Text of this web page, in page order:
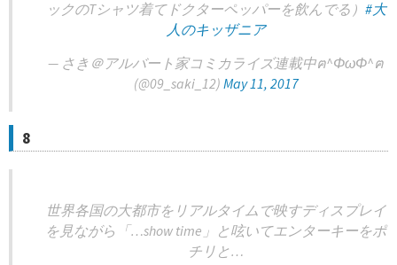
ックのTシャツ着てドクターペッパーを飲んでる） #大
人のキッザニア
— さき＠アルバート家コミカライズ連載中ฅ^ΦωΦ^ฅ
(@09_saki_12) May 11, 2017
8
世界各国の大都市をリアルタイムで映すディスプレイ
を見ながら「…show time」と呟いてエンターキーをポ
チリと…